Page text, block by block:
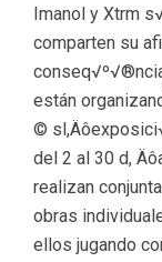
Imanol y Xtrm
comparten su
están
©
del 2 al 30 d,
realizan
obras
ellos jugando